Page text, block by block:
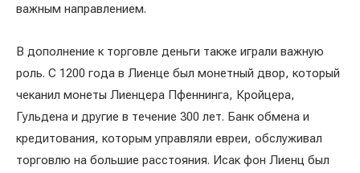
важным направлением.
В дополнение к торговле деньги также играли важную
роль. С 1200 года в Лиенце был монетный двор, который
чеканил монеты Лиенцера Пфеннинга, Кройцера,
Гульдена и другие в течение 300 лет. Банк обмена и
кредитования, которым управляли евреи, обслуживал
торговлю на большие расстояния. Исак фон Лиенц был